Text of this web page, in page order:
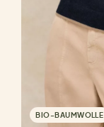
BIO-BAUMWOLLE